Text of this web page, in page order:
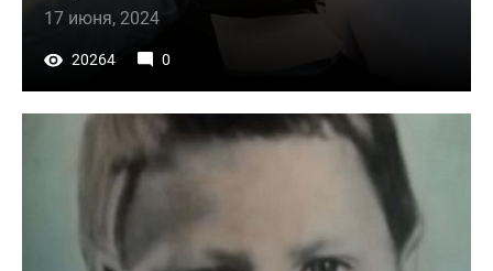
17 июня, 2024
20264 0